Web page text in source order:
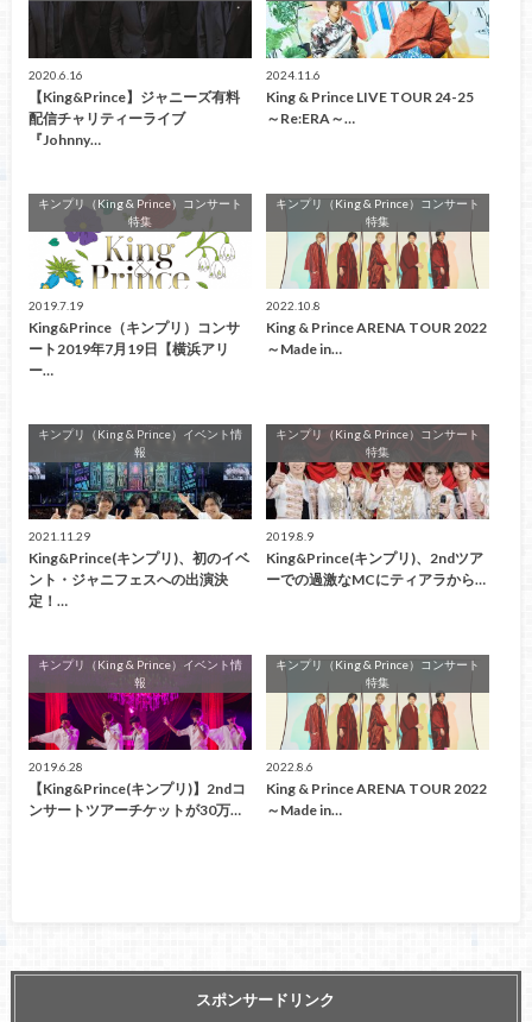
2020.6.16
【King&Prince】ジャニーズ有料
配信チャリティーライブ
『Johnny…
2024.11.6
King & Prince LIVE TOUR 24-25
～Re:ERA～…
キンプリ（King & Prince）コンサート
特集
2019.7.19
King&Prince（キンプリ）コンサ
ート2019年7月19日【横浜アリ
ー…
キンプリ（King & Prince）コンサート
特集
2022.10.8
King & Prince ARENA TOUR 2022
～Made in…
キンプリ（King & Prince）イベント情
報
2021.11.29
King&Prince(キンプリ)、初のイベ
ント・ジャニフェスへの出演決
定！…
キンプリ（King & Prince）コンサート
特集
2019.8.9
King&Prince(キンプリ)、2ndツア
ーでの過激なMCにティアラから…
キンプリ（King & Prince）イベント情
報
2019.6.28
【King&Prince(キンプリ)】2ndコ
ンサートツアーチケットが30万…
キンプリ（King & Prince）コンサート
特集
2022.8.6
King & Prince ARENA TOUR 2022
～Made in…
スポンサードリンク